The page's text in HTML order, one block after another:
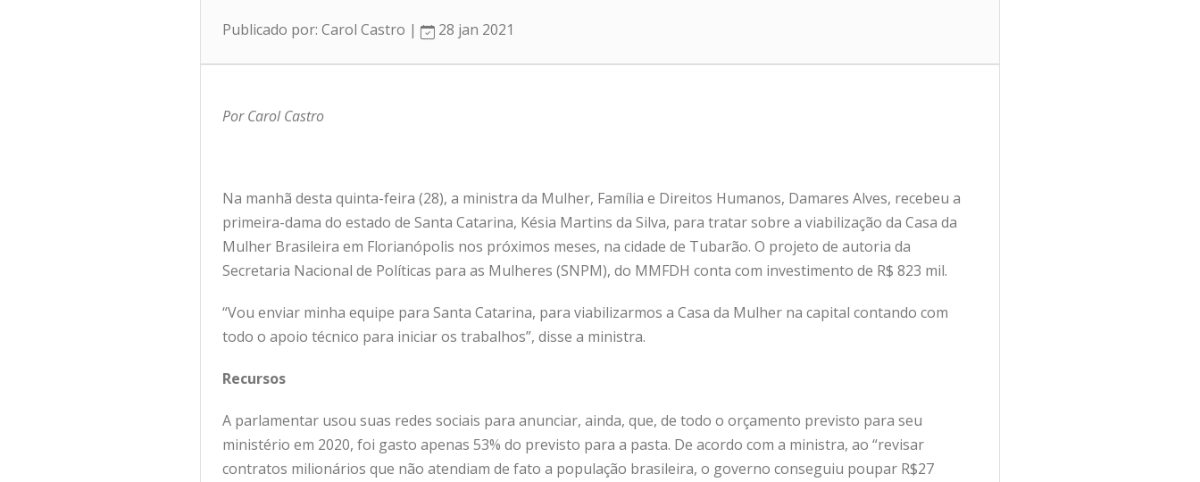
Publicado por: Carol Castro | 28 jan 2021
Por Carol Castro
Na manhã desta quinta-feira (28), a ministra da Mulher, Família e Direitos Humanos, Damares Alves, recebeu a
primeira-dama do estado de Santa Catarina, Késia Martins da Silva, para tratar sobre a viabilização da Casa da
Mulher Brasileira em Florianópolis nos próximos meses, na cidade de Tubarão. O projeto de autoria da
Secretaria Nacional de Políticas para as Mulheres (SNPM), do MMFDH conta com investimento de R$ 823 mil.
“Vou enviar minha equipe para Santa Catarina, para viabilizarmos a Casa da Mulher na capital contando com
todo o apoio técnico para iniciar os trabalhos”, disse a ministra.
Recursos
A parlamentar usou suas redes sociais para anunciar, ainda, que, de todo o orçamento previsto para seu
ministério em 2020, foi gasto apenas 53% do previsto para a pasta. De acordo com a ministra, ao “revisar
contratos milionários que não atendiam de fato a população brasileira, o governo conseguiu poupar R$27